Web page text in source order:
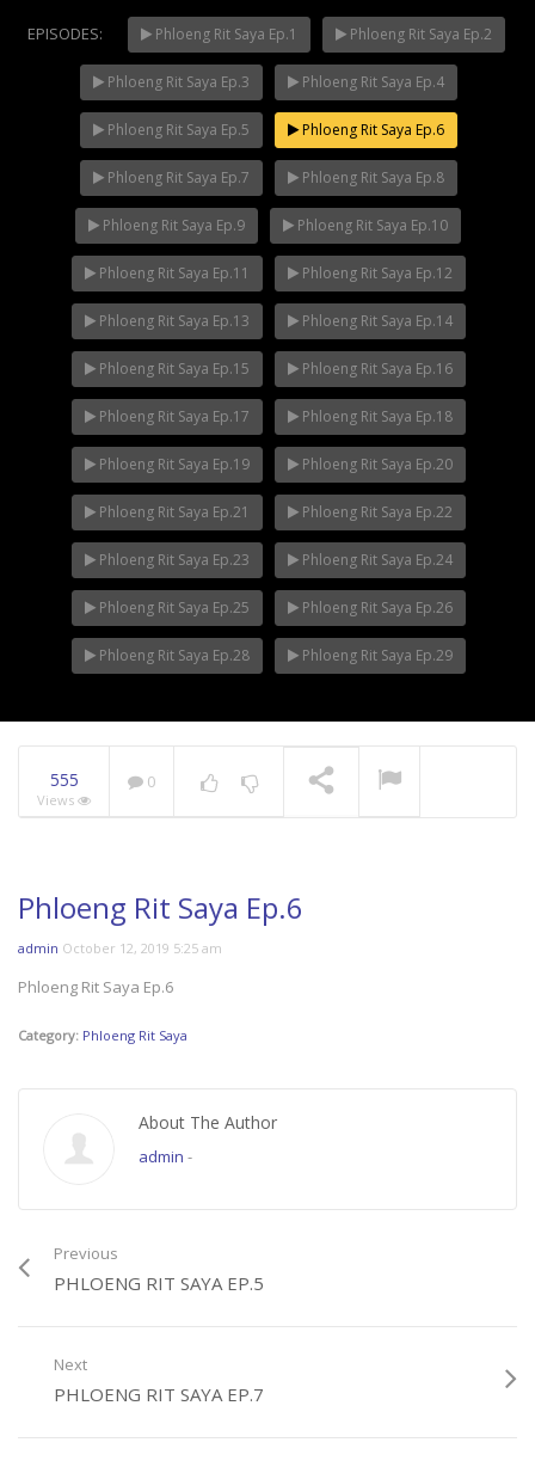
NOW PLAYING Mani Nakha Ep.14
EPISODES: Phloeng Rit Saya Ep.1 Phloeng Rit Saya Ep.2
Phloeng Rit Saya Ep.3 Phloeng Rit Saya Ep.4
Phloeng Rit Saya Ep.5 Phloeng Rit Saya Ep.6
Phloeng Rit Saya Ep.7 Phloeng Rit Saya Ep.8
Phloeng Rit Saya Ep.9 Phloeng Rit Saya Ep.10
Phloeng Rit Saya Ep.11 Phloeng Rit Saya Ep.12
Phloeng Rit Saya Ep.13 Phloeng Rit Saya Ep.14
Phloeng Rit Saya Ep.15 Phloeng Rit Saya Ep.16
Phloeng Rit Saya Ep.17 Phloeng Rit Saya Ep.18
Phloeng Rit Saya Ep.19 Phloeng Rit Saya Ep.20
Phloeng Rit Saya Ep.21 Phloeng Rit Saya Ep.22
Phloeng Rit Saya Ep.23 Phloeng Rit Saya Ep.24
Phloeng Rit Saya Ep.25 Phloeng Rit Saya Ep.26
Phloeng Rit Saya Ep.28 Phloeng Rit Saya Ep.29
555
Views
0
Phloeng Rit Saya Ep.6
admin October 12, 2019 5:25 am
Phloeng Rit Saya Ep.6
Category: Phloeng Rit Saya
About The Author
admin -
Previous
PHLOENG RIT SAYA EP.5
Next
PHLOENG RIT SAYA EP.7